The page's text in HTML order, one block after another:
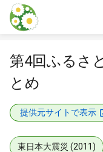
本文に飛ぶ
第4回ふるさ
とめ
提供元サイトで表示
東日本大震災 (2011)